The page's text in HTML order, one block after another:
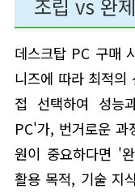
조립 vs 완
데스크탑 PC 구매
니즈에 따라 최적의
접 선택하여 성능
PC'가, 번거로운 과
원이 중요하다면 '
활용 목적, 기술 지